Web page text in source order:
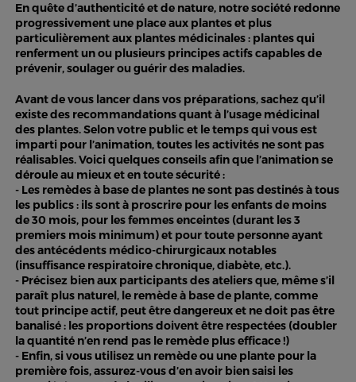
En quête d’authenticité et de nature, notre société redonne
progressivement une place aux plantes et plus
particulièrement aux plantes médicinales : plantes qui
renferment un ou plusieurs principes actifs capables de
prévenir, soulager ou guérir des maladies.
Avant de vous lancer dans vos préparations, sachez qu’il
existe des recommandations quant à l’usage médicinal
des plantes. Selon votre public et le temps qui vous est
imparti pour l’animation, toutes les activités ne sont pas
réalisables. Voici quelques conseils afin que l’animation se
déroule au mieux et en toute sécurité :
- Les remèdes à base de plantes ne sont pas destinés à tous
les publics : ils sont à proscrire pour les enfants de moins
de 30 mois, pour les femmes enceintes (durant les 3
premiers mois minimum) et pour toute personne ayant
des antécédents médico-chirurgicaux notables
(insuffisance respiratoire chronique, diabète, etc.).
- Précisez bien aux participants des ateliers que, même s’il
paraît plus naturel, le remède à base de plante, comme
tout principe actif, peut être dangereux et ne doit pas être
banalisé : les proportions doivent être respectées (doubler
la quantité n’en rend pas le remède plus efficace !)
- Enfin, si vous utilisez un remède ou une plante pour la
première fois, assurez-vous d’en avoir bien saisi les